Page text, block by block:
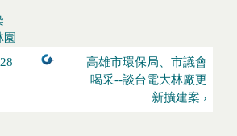
園
高雄市環保局、市議會
喝采--談台電大林廠更
新擴建案 ›